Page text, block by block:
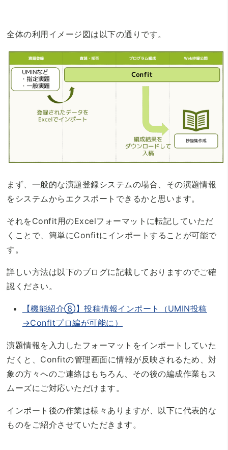
全体の利用イメージ図は以下の通りです。
まず、一般的な演題登録システムの場合、その演題情報
をシステムからエクスポートできるかと思います。
それをConfit用のExcelフォーマットに転記していただ
くことで、簡単にConfitにインポートすることが可能で
す。
詳しい方法は以下のブログに記載しておりますのでご確
認ください。
【機能紹介⑧】投稿情報インポート（UMIN投稿
→Confitプロ編が可能に）
演題情報を入力したフォーマットをインポートしていた
だくと、Confitの管理画面に情報が反映されるため、対
象の方々へのご連絡はもちろん、その後の編成作業もス
ムーズにご対応いただけます。
インポート後の作業は様々ありますが、以下に代表的な
ものをご紹介させていただきます。